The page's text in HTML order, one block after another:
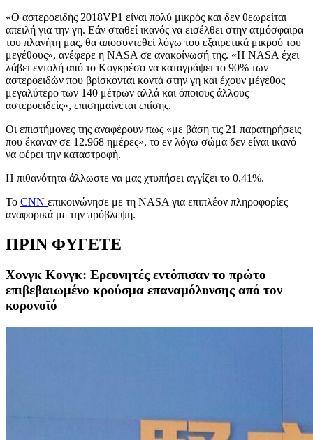
«Ο αστεροειδής 2018VP1 είναι πολύ μικρός και δεν θεωρείται
απειλή για την γη. Εάν σταθεί ικανός να εισέλθει στην ατμόσφαιρα
του πλανήτη μας, θα αποσυντεθεί λόγω του εξαιρετικά μικρού του
μεγέθους», ανέφερε η NASA σε ανακοίνωσή της. «Η NASA έχει
λάβει εντολή από το Κογκρέσο να καταγράψει το 90% των
αστεροειδών που βρίσκονται κοντά στην γη και έχουν μέγεθος
μεγαλύτερο των 140 μέτρων αλλά και όποιους άλλους
αστεροειδείς», επισημαίνεται επίσης.
Οι επιστήμονες της αναφέρουν πως «με βάση τις 21 παρατηρήσεις
που έκαναν σε 12.968 ημέρες», το εν λόγω σώμα δεν είναι ικανό
να φέρει την καταστροφή.
Η πιθανότητα άλλωστε να μας χτυπήσει αγγίζει το 0,41%.
Το CNN επικοινώνησε με τη NASA για επιπλέον πληροφορίες
αναφορικά με την πρόβλεψη.
ΠΡΙΝ ΦΥΓΕΤΕ
Χονγκ Κονγκ: Ερευνητές εντόπισαν το πρώτο
επιβεβαιωμένο κρούσμα επαναμόλυνσης από τoν
κορονοϊό